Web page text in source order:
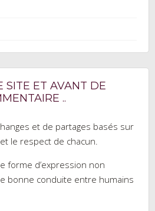
SITE ET AVANT DE
..
et de partages basés sur
le respect de chacun.
forme d’expression non
bonne conduite entre humains